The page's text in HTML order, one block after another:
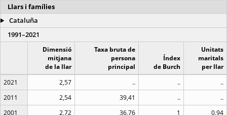
Llars i famílies
Cataluña
1991–2021
Dimensió
mitjana
de la llar
Taxa bruta de
persona
principal
Índex
de Burch
Unitats
maritals
per llar
2021
2,57 .. ..
..
2011
2,54 39,41 ..
..
2001
2,72 36,76 1
0,94